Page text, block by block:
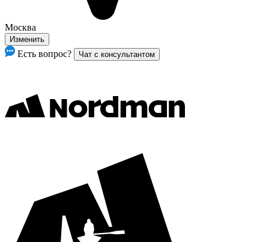
Москва
Изменить
Есть вопрос? Чат с консультантом